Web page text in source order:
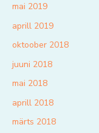
mai 2019
aprill 2019
oktoober 2018
juuni 2018
mai 2018
aprill 2018
märts 2018